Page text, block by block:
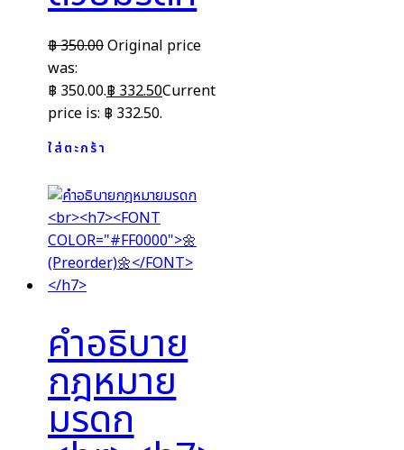
฿350.00Original price
was:
฿ 350.00.฿ 332.50Current
price is: ฿ 332.50.
ใส่ตะกร้า
คำอธิบาย
กฎหมาย
มรดก